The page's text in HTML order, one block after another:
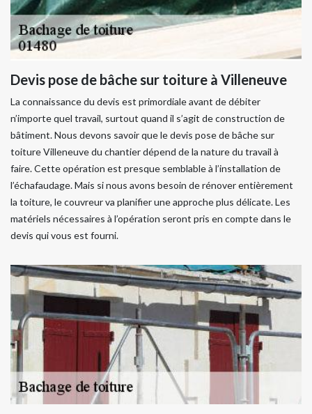
Devis pose de bâche sur toiture à Villeneuve
La connaissance du devis est primordiale avant de débiter
n’importe quel travail, surtout quand il s’agit de construction de
bâtiment. Nous devons savoir que le devis pose de bâche sur
toiture Villeneuve du chantier dépend de la nature du travail à
faire. Cette opération est presque semblable à l’installation de
l’échafaudage. Mais si nous avons besoin de rénover entièrement
la toiture, le couvreur va planifier une approche plus délicate. Les
matériels nécessaires à l’opération seront pris en compte dans le
devis qui vous est fourni.